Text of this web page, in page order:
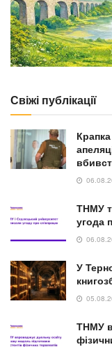
Свіжі публікації
ТНМУ
угода
У
ТНМУ